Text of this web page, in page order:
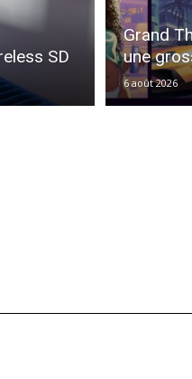
SD
Grand
une
6 août 2026